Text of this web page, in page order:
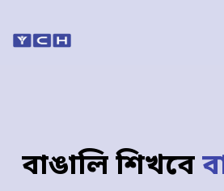
বাঙালি শিখবে